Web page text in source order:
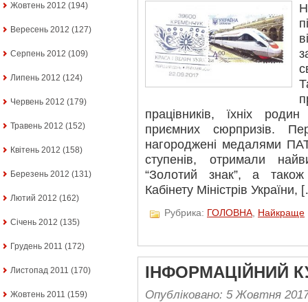
Жовтень 2012 (194)
Вересень 2012 (127)
Серпень 2012 (109)
Липень 2012 (124)
Червень 2012 (179)
Травень 2012 (152)
Квітень 2012 (158)
Березень 2012 (131)
Лютий 2012 (162)
Січень 2012 (135)
Грудень 2011 (172)
Листопад 2011 (170)
Жовтень 2011 (159)
працівників, їхніх
приємних сюрпризів.
нагороджені медалями
ступенів, отримали
“Золотий знак”, а
Кабінету Міністрів України,
Рубрика: ГОЛОВНА, Найкраще
ІНФОРМАЦІЙНИЙ
Опубліковано: 5 Жовтня